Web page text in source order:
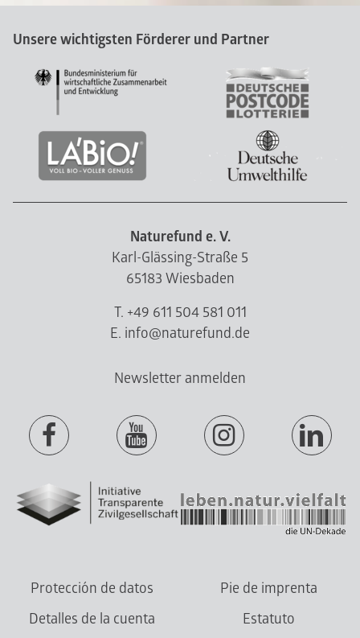
Unsere wichtigsten Förderer und Partner
Naturefund e. V.
Karl-Glässing-Straße 5
65183 Wiesbaden
T. +49 611 504 581 011
E. info@naturefund.de
Newsletter anmelden
Protección de datos
Pie de imprenta
Detalles de la cuenta
Estatuto